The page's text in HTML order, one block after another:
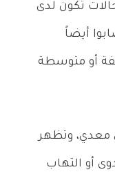
تكون لدى
أيضاً
أو متوسطة
معدي، وتظهر
أو التهاب